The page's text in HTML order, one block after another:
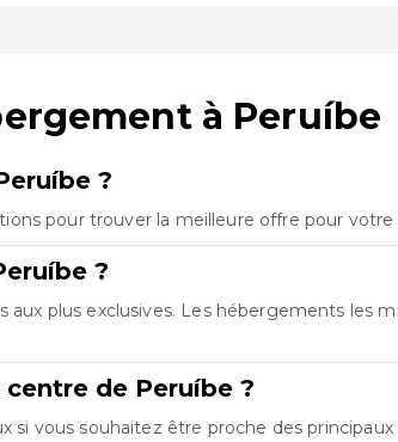
à Peruíbe
?
pour trouver la meilleure offre pour votre
?
plus exclusives. Les hébergements les
de Peruíbe ?
si vous souhaitez être proche des